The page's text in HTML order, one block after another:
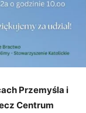
Przemyśla i
Centrum